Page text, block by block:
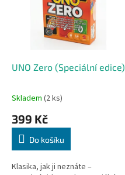
UNO Zero (Speciální edice)
Skladem (2 ks)
399 Kč
Do košíku
Klasika, jak ji neznáte –